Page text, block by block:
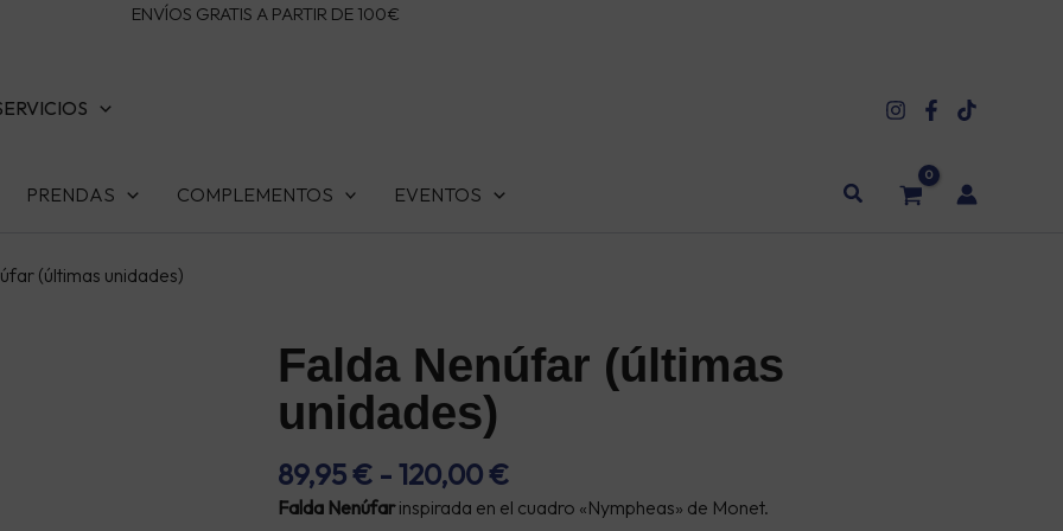
ENVÍOS GRATIS A PARTIR DE 100€
PRENDAS COMPLEMENTOS EVENTOS Buscar
(últimas unidades)
Falda Nenúfar (últimas
unidades)
89,95€ - 120,00€RANGO
DE
Falda Nenúfarinspirada en el cuadro «Nympheas» de Monet.